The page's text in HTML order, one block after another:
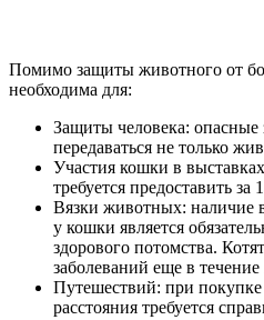
Помимо защиты животного от
необходима для:
Защиты человека: опасные
передаваться не только
Участия кошки в
требуется предоставить
Вязки животных: наличие
у кошки является
здорового потомства.
заболеваний еще в
Путешествий: при покупке
расстояния требуется